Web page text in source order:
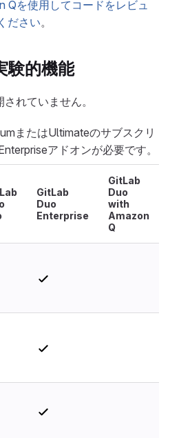
Qを使用してコードをレビュ
ださい。
験的機能
れていません。
またはUltimateのサブスクリ
アドオンが必要です。
GitLab
Duo
Enterprise
GitLab
Duo
with
Amazon
Q